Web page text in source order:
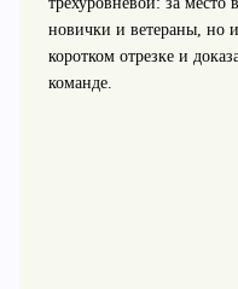
новички и ветераны, но
коротком отрезке и
команде.